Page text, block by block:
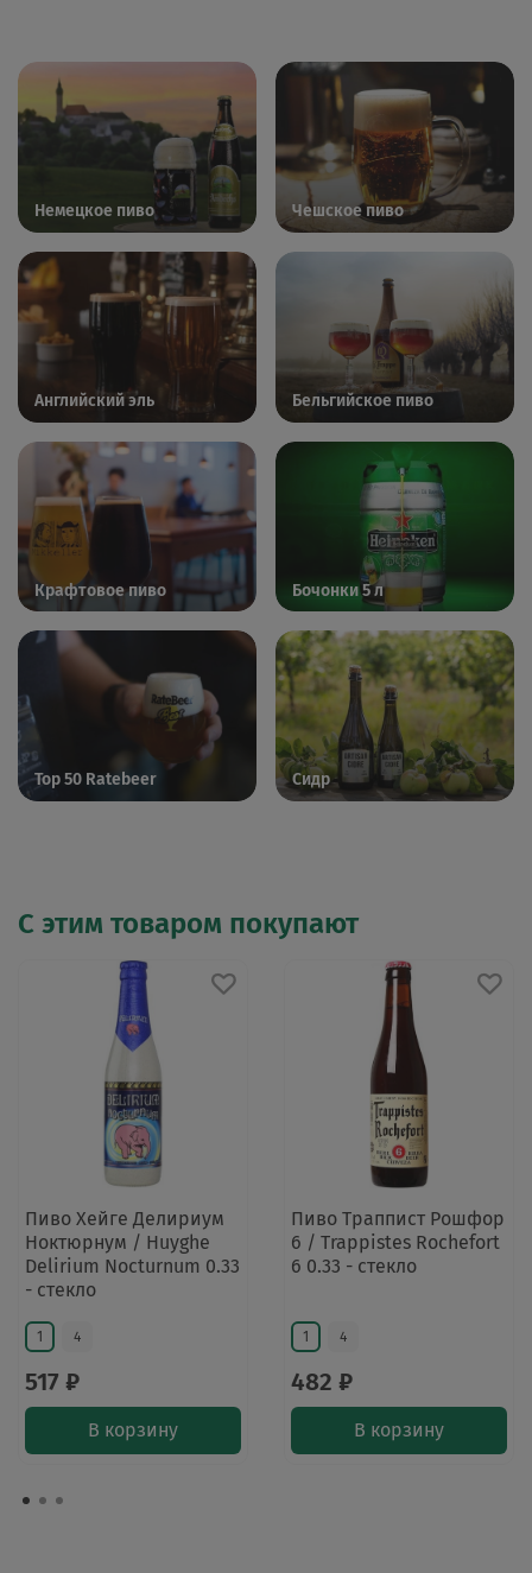
Немецкое пиво Чешское пиво
Английский эль Бельгийское пиво
Крафтовое пиво Бочонки 5 л
Top 50 Ratebeer Сидр
С этим товаром покупают
Пиво Хейге Делириум
Ноктюрнум / Huyghe
Delirium Nocturnum 0.33
- стекло
1 4
517 ₽
В корзину
Пиво Траппист Рошфор
6 / Trappistes Rochefort
6 0.33 - стекло
1 4
482 ₽
В корзину